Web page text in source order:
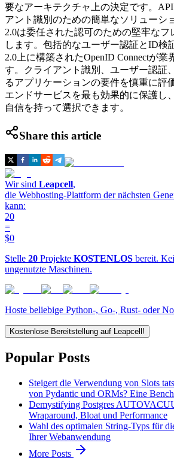
要なアーキテクチャ上の決定です。
アント識別のための簡単なソリューシ
2.0は委任された認可のための堅牢な
します。包括的なユーザー認証とID検
2.0上に構築されたOpenID Connectが業
す。クライアント識別、ユーザー認証
るアプリケーションの要件を慎重に評
エンドサービスを最も効果的に保護し
自信を持って選択できます。
Share this article
Wir sind Leapcell,
die Webhosting-Plattform der nächsten
kann:
20
=
$0
Stelle 20 Projekte KOSTENLOS bereit.
ungenutzte Maschinen.
Hoste beliebige Python-, Go-, Rust- oder
Kostenlose Bereitstellung auf Leapcell!
Popular Posts
Steigert die Verwendung von Slots
von Pydantic und ORMs? Eine
Demystifying Postgres
Wraparound, Bloat und Performance
Wahl des optimalen String-Typs für
Ihrer Webanwendung
More Posts